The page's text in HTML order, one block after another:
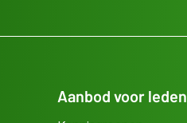
Aanbod voor leden